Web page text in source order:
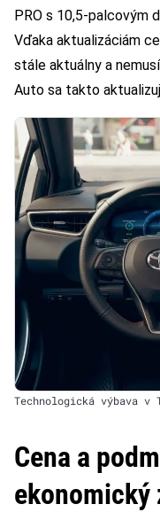
PRO s 10,5-palcovým
Vďaka aktualizáciám
stále aktuálny a
Auto sa takto
Technologická výbava
Cena a
ekonomický